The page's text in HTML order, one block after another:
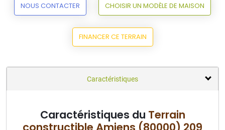
NOUS CONTACTER CHOISIR UN MODÈLE DE MAISON
FINANCER CE TERRAIN
Caractéristiques
Caractéristiques du Terrain